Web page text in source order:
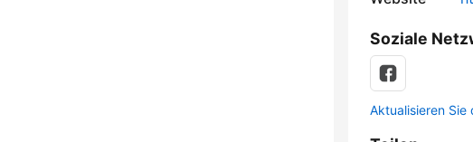
Soziale
Aktualisieren Sie